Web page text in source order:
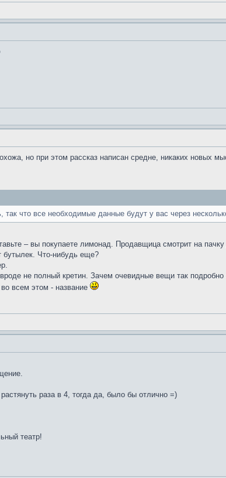
но при этом рассказ написан средне, никаких новых
так что все необходимые данные будут у вас через
– вы покупаете лимонад. Продавщица смотрит на
бутылек. Что-нибудь еще?
не полный кретин. Зачем очевидные вещи так подробно
всем этом - название
раза в 4, тогда да, было бы отлично =)
театр!